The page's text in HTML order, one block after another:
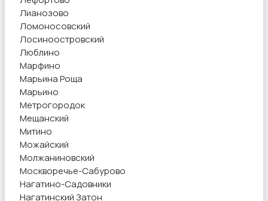
Лианозово
Ломоносовский
Лосиноостровский
Люблино
Марфино
Марьина Роща
Марьино
Метрогородок
Мещанский
Митино
Можайский
Молжаниновский
Москворечье-Сабурово
Нагатино-Садовники
Нагатинский Затон